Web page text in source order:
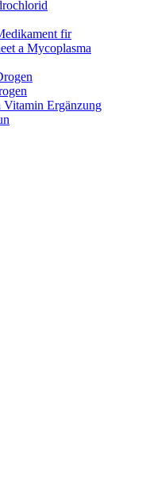
fir
a Mycoplasma
Vitamin Ergänzung